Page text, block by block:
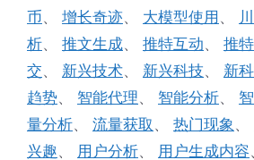
币、 增长奇迹、 大模型使用 、
析、 推文生成、 推特互动、 推
交、 新兴技术、 新兴科技、 新
趋势、 智能代理、 智能分析、
量分析、 流量获取 、 热门现象 、
兴趣、 用户分析、 用户生成内容